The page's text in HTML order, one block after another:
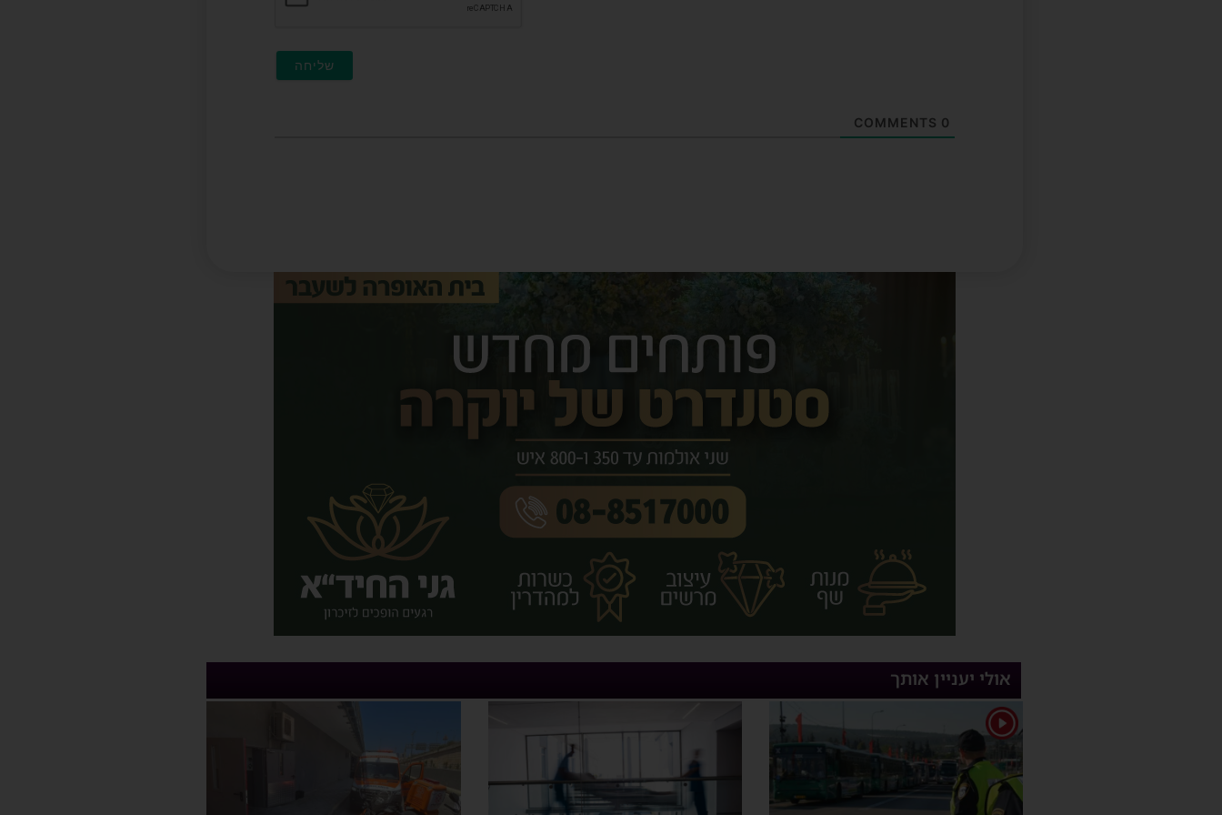
0
אולי יעניין אותך
1